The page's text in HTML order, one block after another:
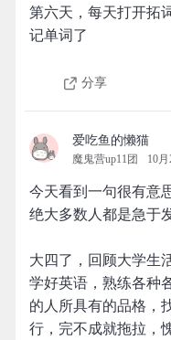
第六天，每天打开拓
记单词了
分享
爱吃鱼的懒猫
魔鬼营up11团 10
今天看到一句很有意
绝大多数人都是急于
大四了，回顾大学生
学好英语，熟练各种
的人所具有的品格，
行，完不成就拖拉，